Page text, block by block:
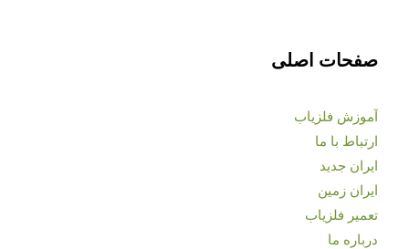
صفحات اصلی
آموزش فلزیاب
ارتباط با ما
ایران جدید
ایران زمین
تعمیر فلزیاب
درباره ما